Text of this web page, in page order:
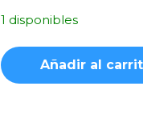
1 disponibles
Funda
Silicona
Añadir al